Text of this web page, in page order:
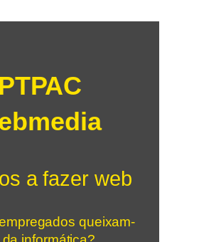
PTPAC
a fazer web
queixam-